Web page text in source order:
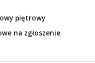
piętrowy
na zgłoszenie